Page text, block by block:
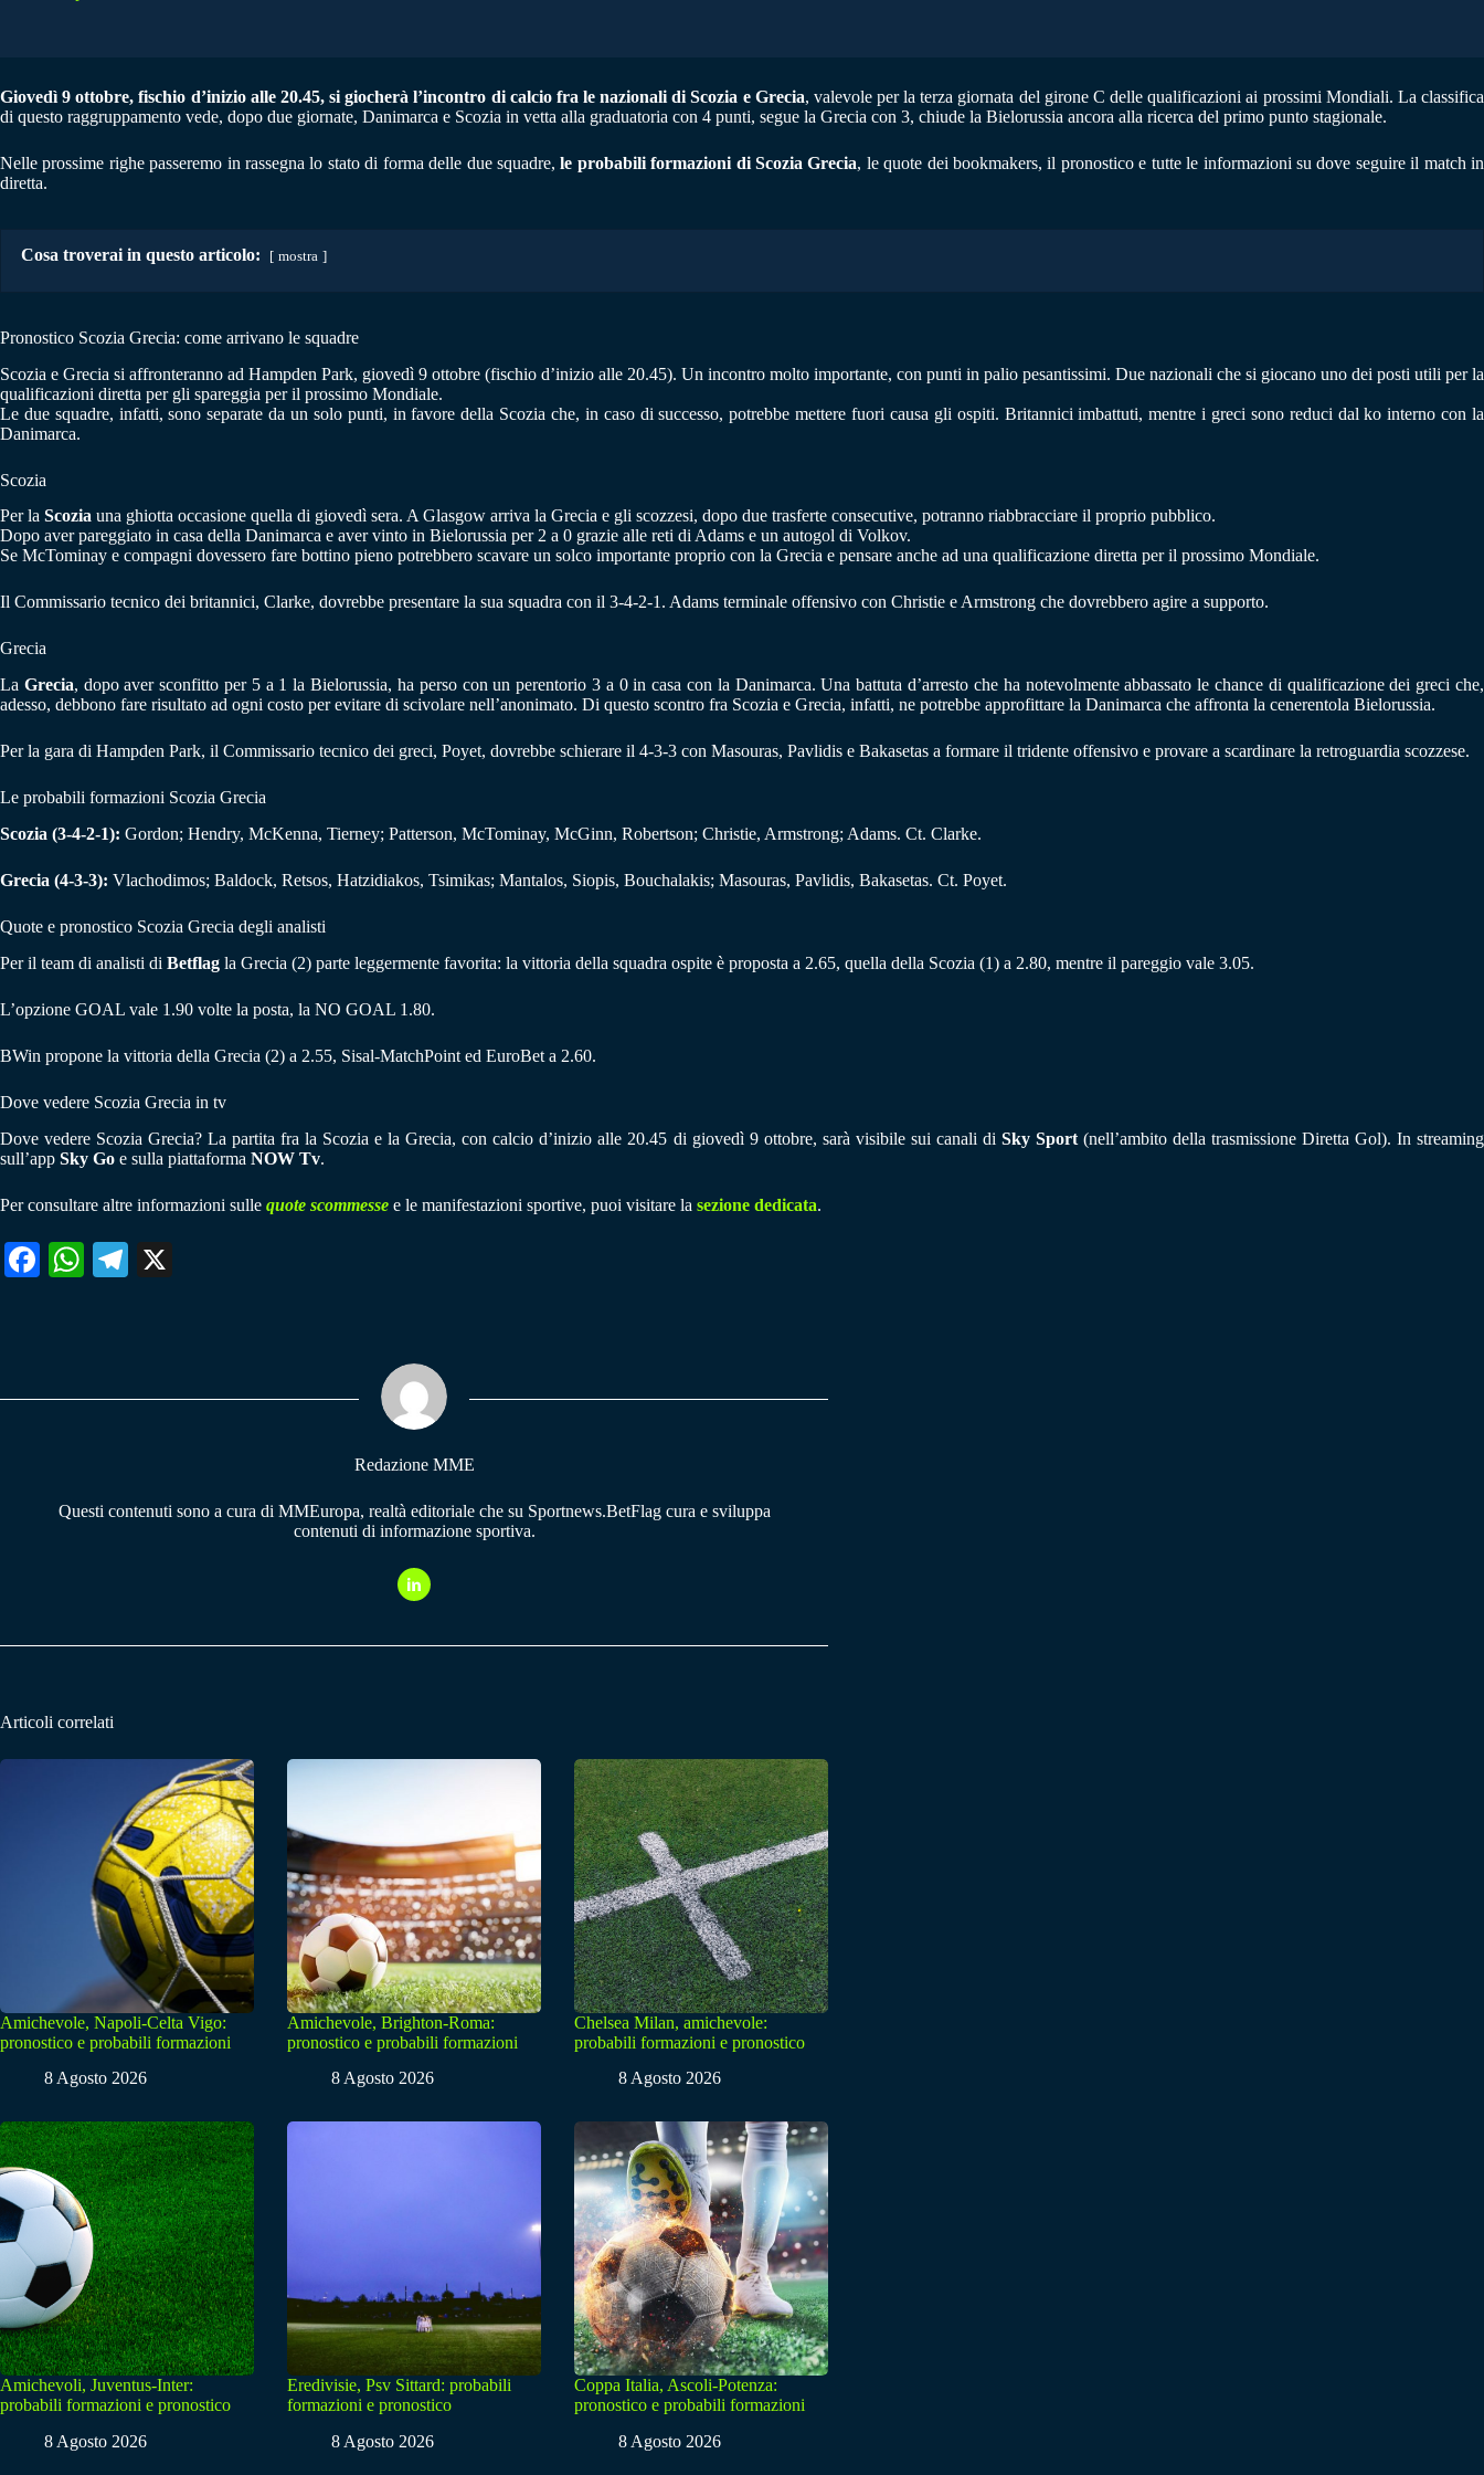
Giovedì 9 ottobre, fischio d’inizio alle 20.45, si giocherà l’incontro di calcio fra le nazionali di Scozia e Grecia, valevole per la terza giornata del girone C delle qualificazioni ai prossimi Mondiali. La classifica
di questo raggruppamento vede, dopo due giornate, Danimarca e Scozia in vetta alla graduatoria con 4 punti, segue la Grecia con 3, chiude la Bielorussia ancora alla ricerca del primo punto stagionale.
Nelle prossime righe passeremo in rassegna lo stato di forma delle due squadre,le probabili formazioni di Scozia Grecia, le quote dei bookmakers, il pronostico e tutte le informazioni su dove seguire il match in
diretta.
Cosa troverai in questo articolo: mostra
Pronostico Scozia Grecia: come arrivano le squadre
Scozia e Grecia si affronteranno ad Hampden Park, giovedì 9 ottobre (fischio d’inizio alle 20.45). Un incontro molto importante, con punti in palio pesantissimi. Due nazionali che si giocano uno dei posti utili per la
qualificazioni diretta per gli spareggia per il prossimo Mondiale.
Le due squadre, infatti, sono separate da un solo punti, in favore della Scozia che, in caso di successo, potrebbe mettere fuori causa gli ospiti. Britannici imbattuti, mentre i greci sono reduci dal ko interno con la
Danimarca.
Scozia
Per la Scozia una ghiotta occasione quella di giovedì sera. A Glasgow arriva la Grecia e gli scozzesi, dopo due trasferte consecutive, potranno riabbracciare il proprio pubblico.
Dopo aver pareggiato in casa della Danimarca e aver vinto in Bielorussia per 2 a 0 grazie alle reti di Adams e un autogol di Volkov.
Se McTominay e compagni dovessero fare bottino pieno potrebbero scavare un solco importante proprio con la Grecia e pensare anche ad una qualificazione diretta per il prossimo Mondiale.
Il Commissario tecnico dei britannici, Clarke, dovrebbe presentare la sua squadra con il 3-4-2-1. Adams terminale offensivo con Christie e Armstrong che dovrebbero agire a supporto.
Grecia
La Grecia, dopo aver sconfitto per 5 a 1 la Bielorussia, ha perso con un perentorio 3 a 0 in casa con la Danimarca. Una battuta d’arresto che ha notevolmente abbassato le chance di qualificazione dei greci che,
adesso, debbono fare risultato ad ogni costo per evitare di scivolare nell’anonimato. Di questo scontro fra Scozia e Grecia, infatti, ne potrebbe approfittare la Danimarca che affronta la cenerentola Bielorussia.
Per la gara di Hampden Park, il Commissario tecnico dei greci, Poyet, dovrebbe schierare il 4-3-3 con Masouras, Pavlidis e Bakasetas a formare il tridente offensivo e provare a scardinare la retroguardia scozzese.
Le probabili formazioni Scozia Grecia
Scozia (3-4-2-1): Gordon; Hendry, McKenna, Tierney; Patterson, McTominay, McGinn, Robertson; Christie, Armstrong; Adams. Ct. Clarke.
Grecia (4-3-3): Vlachodimos; Baldock, Retsos, Hatzidiakos, Tsimikas; Mantalos, Siopis, Bouchalakis; Masouras, Pavlidis, Bakasetas. Ct. Poyet.
Quote e pronostico Scozia Grecia degli analisti
Per il team di analisti di Betflag la Grecia (2) parte leggermente favorita: la vittoria della squadra ospite è proposta a 2.65, quella della Scozia (1) a 2.80, mentre il pareggio vale 3.05.
L’opzione GOAL vale 1.90 volte la posta, la NO GOAL 1.80.
BWin propone la vittoria della Grecia (2) a 2.55, Sisal-MatchPoint ed EuroBet a 2.60.
Dove vedere Scozia Grecia in tv
Dove vedere Scozia Grecia? La partita fra la Scozia e la Grecia, con calcio d’inizio alle 20.45 di giovedì 9 ottobre, sarà visibile sui canali di Sky Sport (nell’ambito della trasmissione Diretta Gol). In streaming
sull’app Sky Go e sulla piattaforma NOW Tv.
Per consultare altre informazioni sulle quote scommesse e le manifestazioni sportive, puoi visitare la sezione dedicata.
Fa W
pp
Te
m
Redazione MME
Questi contenuti sono a cura di MMEuropa, realtà editoriale che su Sportnews.BetFlag cura e sviluppa
contenuti di informazione sportiva.
Articoli correlati
Amichevole, Napoli-Celta Vigo:
pronostico e probabili formazioni
8 Agosto 2026
Amichevole, Brighton-Roma:
pronostico e probabili formazioni
8 Agosto 2026
Chelsea Milan, amichevole:
probabili formazioni e pronostico
8 Agosto 2026
Amichevoli, Juventus-Inter:
probabili formazioni e pronostico
8 Agosto 2026
Eredivisie, Psv Sittard: probabili
formazioni e pronostico
8 Agosto 2026
Coppa Italia, Ascoli-Potenza:
pronostico e probabili formazioni
8 Agosto 2026